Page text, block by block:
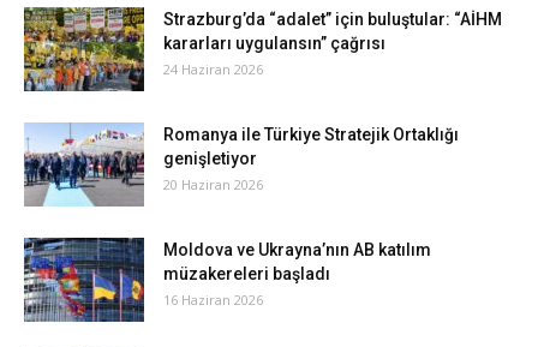
Strazburg’da “adalet” için buluştular: “AİHM
kararları uygulansın” çağrısı
24 Haziran 2026
Romanya ile Türkiye Stratejik Ortaklığı
genişletiyor
20 Haziran 2026
Moldova ve Ukrayna’nın AB katılım
müzakereleri başladı
16 Haziran 2026